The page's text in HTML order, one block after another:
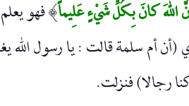
اللهَ كانَ بِكُلِّ شَيْءٍ عَلِيماً)فهو
أم سلمة قالت : يا رسول الله
رجالا) فنزلت.